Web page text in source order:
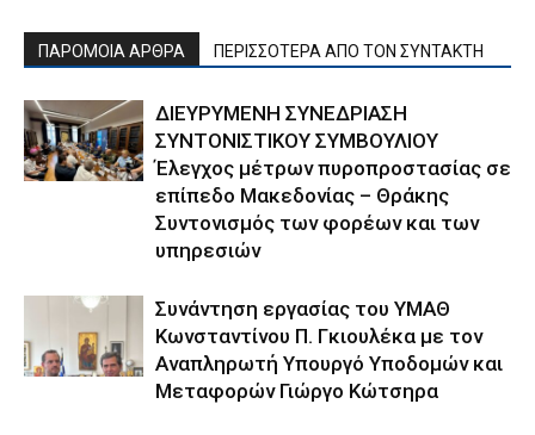
ΠΑΡΟΜΟΙΑ ΑΡΘΡΑ ΠΕΡΙΣΣΟΤΕΡΑ ΑΠΟ ΤΟΝ ΣΥΝΤΑΚΤΗ
ΔΙΕΥΡΥΜΕΝΗ ΣΥΝΕΔΡΙΑΣΗ
ΣΥΝΤΟΝΙΣΤΙΚΟΥ ΣΥΜΒΟΥΛΙΟΥ
Έλεγχος μέτρων πυροπροστασίας σε
επίπεδο Μακεδονίας – Θράκης
Συντονισμός των φορέων και των
υπηρεσιών
Συνάντηση εργασίας του ΥΜΑΘ
Κωνσταντίνου Π. Γκιουλέκα με τον
Αναπληρωτή Υπουργό Υποδομών και
Μεταφορών Γιώργο Κώτσηρα